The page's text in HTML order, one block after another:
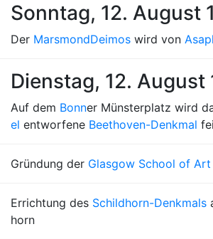
Sonntag, 12. August
Der MarsmondDeimos wird von
Dienstag, 12. August
Auf dem Bonner Münsterplatz wird
el entworfene Beethoven-Denkmal
Gründung der Glasgow School of Art
Errichtung des Schildhorn-Denkmals
horn